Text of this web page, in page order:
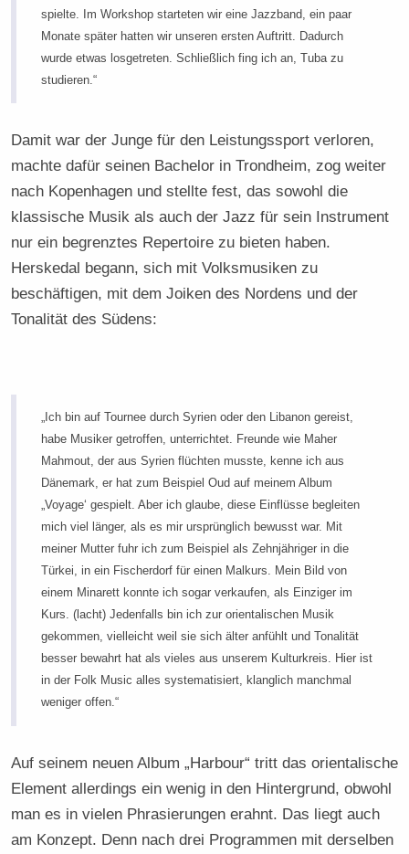
spielte. Im Workshop starteten wir eine Jazzband, ein paar
Monate später hatten wir unseren ersten Auftritt. Dadurch
wurde etwas losgetreten. Schließlich fing ich an, Tuba zu
studieren.“
Damit war der Junge für den Leistungssport verloren,
machte dafür seinen Bachelor in Trondheim, zog weiter
nach Kopenhagen und stellte fest, das sowohl die
klassische Musik als auch der Jazz für sein Instrument
nur ein begrenztes Repertoire zu bieten haben.
Herskedal begann, sich mit Volksmusiken zu
beschäftigen, mit dem Joiken des Nordens und der
Tonalität des Südens:
„Ich bin auf Tournee durch Syrien oder den Libanon gereist,
habe Musiker getroffen, unterrichtet. Freunde wie Maher
Mahmout, der aus Syrien flüchten musste, kenne ich aus
Dänemark, er hat zum Beispiel Oud auf meinem Album
„Voyage‘ gespielt. Aber ich glaube, diese Einflüsse begleiten
mich viel länger, als es mir ursprünglich bewusst war. Mit
meiner Mutter fuhr ich zum Beispiel als Zehnjähriger in die
Türkei, in ein Fischerdorf für einen Malkurs. Mein Bild von
einem Minarett konnte ich sogar verkaufen, als Einziger im
Kurs. (lacht) Jedenfalls bin ich zur orientalischen Musik
gekommen, vielleicht weil sie sich älter anfühlt und Tonalität
besser bewahrt hat als vieles aus unserem Kulturkreis. Hier ist
in der Folk Music alles systematisiert, klanglich manchmal
weniger offen.“
Auf seinem neuen Album „Harbour“ tritt das orientalische
Element allerdings ein wenig in den Hintergrund, obwohl
man es in vielen Phrasierungen erahnt. Das liegt auch
am Konzept. Denn nach drei Programmen mit derselben